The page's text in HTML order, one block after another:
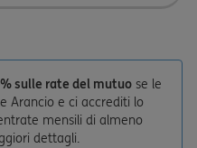
sulle rate del mutuo se le
Arancio e ci accrediti lo
mensili di almeno
dettagli.